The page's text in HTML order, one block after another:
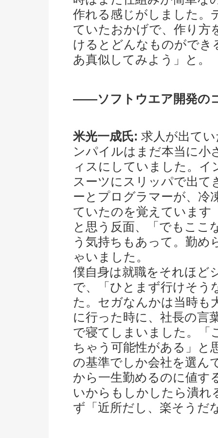
作れる感じがしました。
ていたおかげで、作り方
けるとどんなものができ
あ真似してみよう」と。
――ソフトウエア開発の
米光一成氏: 求人が出て
ンパイルはまだ本当に小
ィスにしていました。イ
スーツにスリッパで出て
ーとプログラマーが、冷
ていたのを覚えています
と思う反面、「でもここ
う気持ちもあって。勤め
ゃいました。
僕自身は就職をそれほど
で、「ひとまず行けそう
た。セガなんかは当時も
に行った時に、社長の言
で寝てしまいました。「
ちゃう可能性がある」と
の基準でしか会社を選ん
から一生勤めるのに値す
いからもしかしたら潰れ
ず「近所だし、楽そうだ